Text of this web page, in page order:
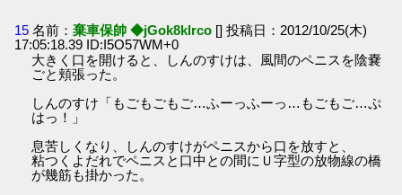
15 名前：棄車保帥 ◆jGok8klrco [] 投稿日：2012/10/25(木)
17:05:18.39 ID:I5O57WM+0
大きく口を開けると、しんのすけは、風間のペニスを陰嚢
ごと頬張った。
しんのすけ「もごもごもご…ふーっふーっ…もごもご…ぷ
はっ！」
息苦しくなり、しんのすけがペニスから口を放すと、
粘つくよだれでペニスと口中との間にＵ字型の放物線の橋
が幾筋も掛かった。